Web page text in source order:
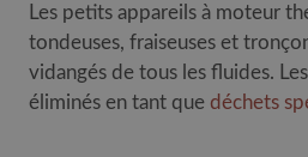
Les petits appareils à moteur
tondeuses, fraiseuses et
vidangés de tous les fluides.
éliminés en tant que déchets